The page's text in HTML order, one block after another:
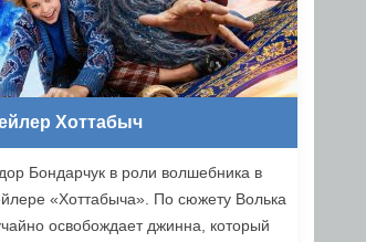
Хоттабыч
Бондарчук в роли волшебника в
«Хоттабыча». По сюжету Волька
освобождает джинна, который